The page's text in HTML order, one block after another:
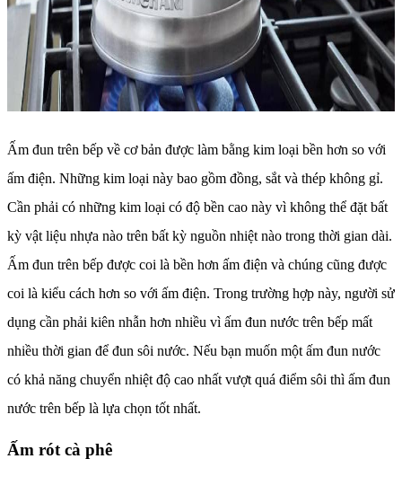
Ấm đun trên bếp về cơ bản được làm bằng kim loại bền hơn so với
ấm điện. Những kim loại này bao gồm đồng, sắt và thép không gỉ.
Cần phải có những kim loại có độ bền cao này vì không thể đặt bất
kỳ vật liệu nhựa nào trên bất kỳ nguồn nhiệt nào trong thời gian dài.
Ấm đun trên bếp được coi là bền hơn ấm điện và chúng cũng được
coi là kiểu cách hơn so với ấm điện. Trong trường hợp này, người sử
dụng cần phải kiên nhẫn hơn nhiều vì ấm đun nước trên bếp mất
nhiều thời gian để đun sôi nước. Nếu bạn muốn một ấm đun nước
có khả năng chuyển nhiệt độ cao nhất vượt quá điểm sôi thì ấm đun
nước trên bếp là lựa chọn tốt nhất.
Ấm rót cà phê